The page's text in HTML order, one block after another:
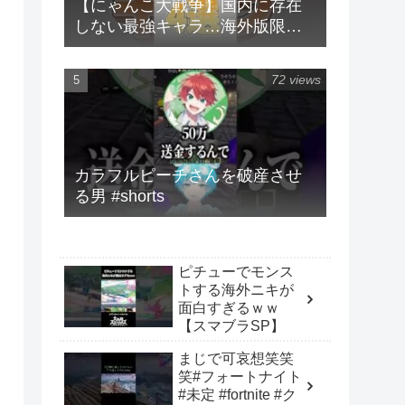
【にゃんこ大戦争】国内に存在
しない最強キャラ…海外版限定
キャラ4選！！【にゃんこ大戦争
ゆっくり解説】#shorts
カラフルピーチさんを破産させ
る男 #shorts
72 views
ピチューでモンス
トする海外ニキが
面白すぎるｗｗ
【スマブラSP】
まじで可哀想笑笑
笑#フォートナイト
#未定 #fortnite #ク